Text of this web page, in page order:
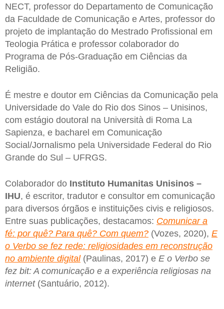
NECT, professor do Departamento de Comunicação
da Faculdade de Comunicação e Artes, professor do
projeto de implantação do Mestrado Profissional em
Teologia Prática e professor colaborador do
Programa de Pós-Graduação em Ciências da
Religião.
É mestre e doutor em Ciências da Comunicação pela
Universidade do Vale do Rio dos Sinos – Unisinos,
com estágio doutoral na Università di Roma La
Sapienza, e bacharel em Comunicação
Social/Jornalismo pela Universidade Federal do Rio
Grande do Sul – UFRGS.
Colaborador do Instituto Humanitas Unisinos –
IHU, é escritor, tradutor e consultor em comunicação
para diversos órgãos e instituições civis e religiosos.
Entre suas publicações, destacamos: Comunicar a
fé: por quê? Para quê? Com quem? (Vozes, 2020), E
o Verbo se fez rede: religiosidades em reconstrução
no ambiente digital (Paulinas, 2017) e E o Verbo se
fez bit: A comunicação e a experiência religiosas na
internet(Santuário, 2012).